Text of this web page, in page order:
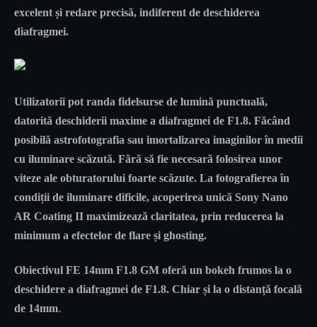
excelent și redare precisă, indiferent de deschiderea
diafragmei.
Utilizatorii pot randa fidelsurse de lumină punctuală,
datorită deschiderii maxime a diafragmei de F1.8. Făcând
posibilă astrofotografia sau imortalizarea imaginilor în medii
cu iluminare scăzută. Fără să fie necesară folosirea unor
viteze ale obturatorului foarte scăzute. La fotografierea în
condiții de iluminare dificile, acoperirea unică Sony Nano
AR Coating II maximizează claritatea, prin reducerea la
minimum a efectelor de flare și ghosting.
Obiectivul FE 14mm F1.8 GM oferă un bokeh frumos la o
deschidere a diafragmei de F1.8. Chiar și la o distanță focală
de 14mm.